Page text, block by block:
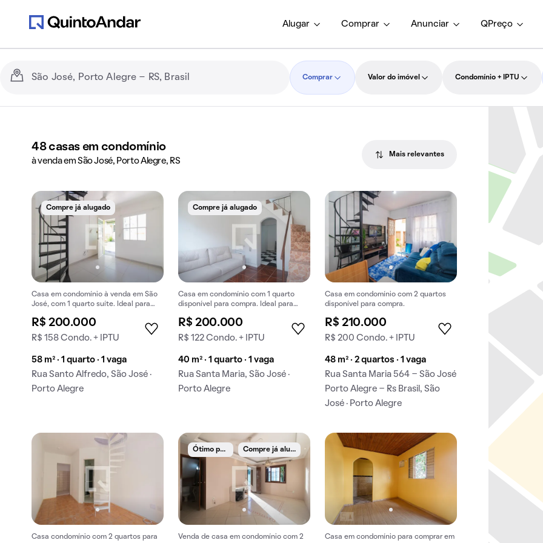
Alugar Comprar Anunciar QPreço
Comprar Valor do imóvel Condomínio + IPTU
48casas em condomínio
à venda em São José, Porto Alegre, RS
Mais relevantes
Compre já alugado
Casa em condomínio à venda em São
José, com 1 quarto suíte. Ideal para
R$ 200.000
R$ 158 Condo. + IPTU
58 m² · 1 quarto · 1 vaga
Rua Santo Alfredo, São José ·
Porto Alegre
Compre já alugado
Casa em condomínio com 1 quarto
disponível para compra. Ideal para
R$ 200.000
R$ 122 Condo. + IPTU
40 m² · 1 quarto · 1 vaga
Rua Santa Maria, São José ·
Porto Alegre
Casa em condomínio com 2 quartos
disponível para compra.
R$ 210.000
R$ 200 Condo. + IPTU
48 m² · 2 quartos · 1 vaga
Rua Santa Maria 564 - São José
Porto Alegre - Rs Brasil, São
José · Porto Alegre
Casa condomínio com 2 quartos para
Ó
timo preço C
ompre já alugado
Venda de casa em condomínio com 2 Casa em condomínio para comprar em